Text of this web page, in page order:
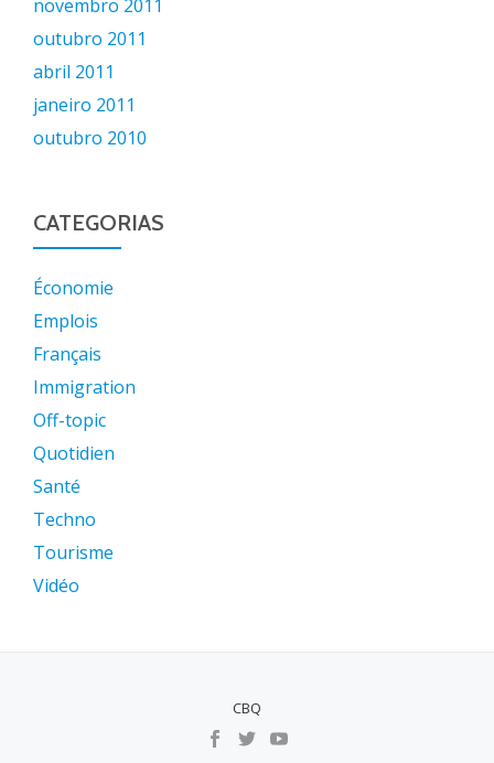
novembro 2011
outubro 2011
abril 2011
janeiro 2011
outubro 2010
CATEGORIAS
Économie
Emplois
Français
Immigration
Off-topic
Quotidien
Santé
Techno
Tourisme
Vidéo
CBQ